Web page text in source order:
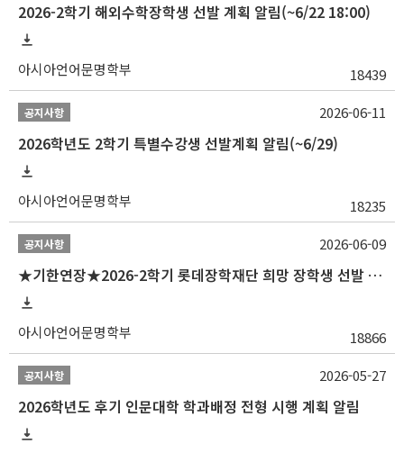
2026-2학기 해외수학장학생 선발 계획 알림(~6/22 18:00)
아시아언어문명학부 18439
공지사항
2026학년도 2학기 특별수강생 선발계획 알림(~6/29)
아시아언어문명학부 18235
2026-06-11
공지사항
★기한연장★2026-2학기 롯데장학재단 희망 장학생 선발 안내(~6/15
아시아언어문명학부 18866
2026-06-09
공지사항
2026학년도 후기 인문대학 학과배정 전형 시행 계획 알림
2026-05-27